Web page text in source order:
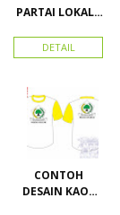
PARTAI LOKAL /
ACEH
DETAIL
CONTOH
DESAIN KAOS